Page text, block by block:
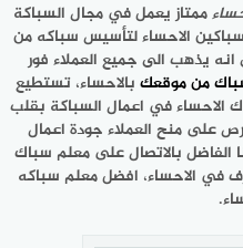
ممتاز يعمل في مجال السباكة
الاحساء لتأسيس سباكه من
انه يذهب الى جميع العملاء فور
من موقعك بالاحساء، تستطيع
الاحساء في اعمال السباكة بقلب
على منح العملاء جودة اعمال
الفاضل بالاتصال على معلم سباك
في الاحساء، افضل معلم سباكه